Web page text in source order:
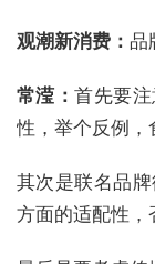
观潮新消费： 品
常滢：首先要
性，举个反例，
其次是联名品
方面的适配性，